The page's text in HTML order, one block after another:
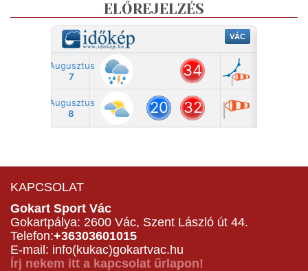
ELŐREJELZÉS
KAPCSOLAT
Gokart Sport Vác
Gokartpálya: 2600 Vác, Szent László út 44.
Telefon:+36303601015
E-mail: info(kukac)gokartvac.hu
Írj nekem itt a kapcsolat űrlapon!